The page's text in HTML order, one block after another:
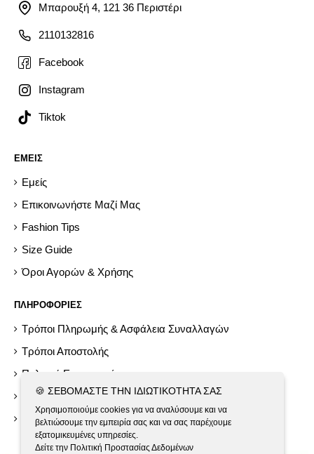
Μπαρουξή 4, 121 36 Περιστέρι
2110132816
Facebook
Instagram
Tiktok
ΕΜΕΙΣ
Εμείς
Επικοινωνήστε Μαζί Μας
Fashion Tips
Size Guide
Όροι Αγορών & Χρήσης
ΠΛΗΡΟΦΟΡΙΕΣ
Τρόποι Πληρωμής & Ασφάλεια Συναλλαγών
Τρόποι Αποστολής
Πολιτική Επιστροφών
Help
Εργαλεία GDPR
🍪 ΣΕΒΌΜΑΣΤΕ ΤΗΝ ΙΔΙΩΤΙΚΌΤΗΤΆ ΣΑΣ
Χρησιμοποιούμε cookies για να αναλύσουμε και να
βελτιώσουμε την εμπειρία σας και να σας παρέχουμε
εξατομικευμένες υπηρεσίες.
Δείτε την Πολιτική Προστασίας Δεδομένων